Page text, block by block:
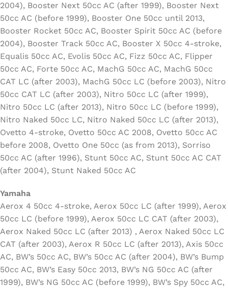
2004), Booster Next 50cc AC (after 1999), Booster Next
50cc AC (before 1999), Booster One 50cc until 2013,
Booster Rocket 50cc AC, Booster Spirit 50cc AC (before
2004), Booster Track 50cc AC, Booster X 50cc 4-stroke,
Equalis 50cc AC, Evolis 50cc AC, Fizz 50cc AC, Flipper
50cc AC, Forte 50cc AC, MachG 50cc AC, MachG 50cc
CAT LC (after 2003), MachG 50cc LC (before 2003), Nitro
50cc CAT LC (after 2003), Nitro 50cc LC (after 1999),
Nitro 50cc LC (after 2013), Nitro 50cc LC (before 1999),
Nitro Naked 50cc LC, Nitro Naked 50cc LC (after 2013),
Ovetto 4-stroke, Ovetto 50cc AC 2008, Ovetto 50cc AC
before 2008, Ovetto One 50cc (as from 2013), Sorriso
50cc AC (after 1996), Stunt 50cc AC, Stunt 50cc AC CAT
(after 2004), Stunt Naked 50cc AC
Yamaha
Aerox 4 50cc 4-stroke, Aerox 50cc LC (after 1999), Aerox
50cc LC (before 1999), Aerox 50cc LC CAT (after 2003),
Aerox Naked 50cc LC (after 2013) , Aerox Naked 50cc LC
CAT (after 2003), Aerox R 50cc LC (after 2013), Axis 50cc
AC, BW’s 50cc AC, BW’s 50cc AC (after 2004), BW’s Bump
50cc AC, BW’s Easy 50cc 2013, BW’s NG 50cc AC (after
1999), BW’s NG 50cc AC (before 1999), BW’s Spy 50cc AC,